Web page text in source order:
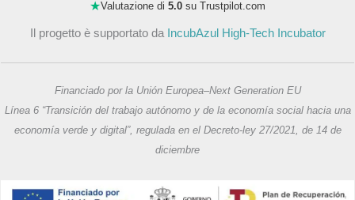
★Valutazione di 5.0 su Trustpilot.com
Il progetto è supportato da IncubAzul High-Tech Incubator
Financiado por la Unión Europea–Next Generation EU
Línea 6 “Transición del trabajo autónomo y de la economía social hacia una
economía verde y digital”, regulada en el Decreto-ley 27/2021, de 14 de
diciembre